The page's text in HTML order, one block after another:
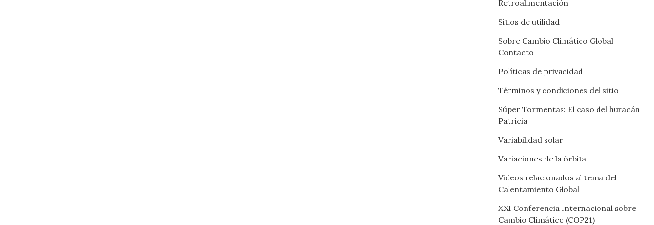
Retroalimentación
Sitios de utilidad
Sobre Cambio Climático Global
Contacto
Políticas de privacidad
Términos y condiciones del sitio
Súper Tormentas: El caso del huracán
Patricia
Variabilidad solar
Variaciones de la órbita
Videos relacionados al tema del
Calentamiento Global
XXI Conferencia Internacional sobre
Cambio Climático (COP21)